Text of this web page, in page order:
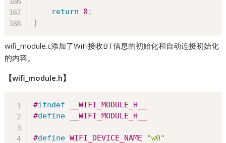
return 0 ;
}
wifi_module.c添加了WiFi接收BT信息的初始化和自动连接初始化
的内容。
【wifi_module.h】
#ifndef
__WIFI_MODULE_H__
#define __WIFI_MODULE_H__
#define WIFI_DEVICE_NAME "w0"